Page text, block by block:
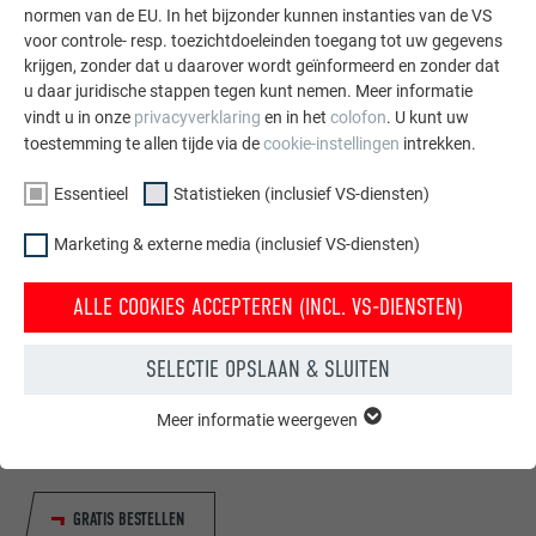
Gratis brochures bestellen
Daken, gevels, zonnepanelen, dakafvoersystemen &
hoogwaterbescherming – met PREFA producten van
aluminium ziet uw huis er niet alleen goed uit, maar het is
GRATIS BESTELLEN
normen van de EU. In het bijzonder kunnen instanties van de VS
voor controle- resp. toezichtdoeleinden toegang tot uw gegevens
krijgen, zonder dat u daarover wordt geïnformeerd en zonder dat
u daar juridische stappen tegen kunt nemen. Meer informatie
vindt u in onze privacyverklaring en in het colofon. U kunt uw
toestemming te allen tijde via decookie-instellingen intrekken.
Essentieel Statistieken (inclusief VS-diensten)
Marketing & externe media (inclusief VS-diensten)
ALLE COOKIES ACCEPTEREN (INCL. VS-DIENSTEN)
SELECTIE OPSLAAN & SLUITEN
Meer informatie weergeven